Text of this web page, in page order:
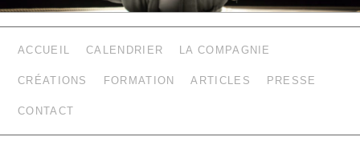
ACCUEIL CALENDRIER LA COMPAGNIE
CRÉATIONS FORMATION ARTICLES PRESSE
CONTACT